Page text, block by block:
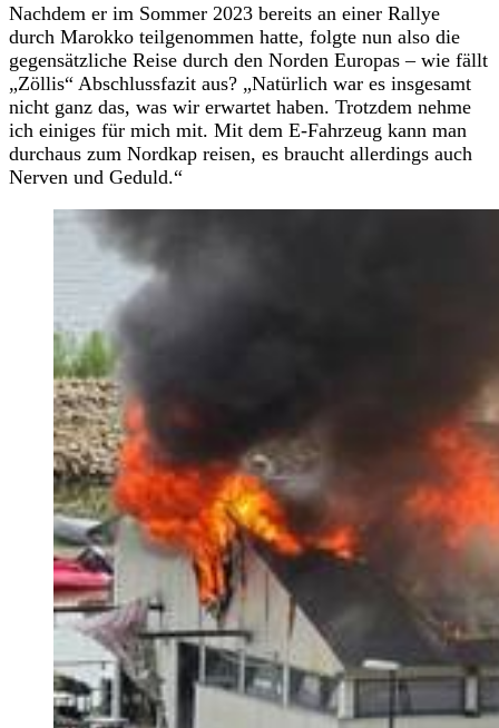
Nachdem er im Sommer 2023 bereits an einer Rallye
durch Marokko teilgenommen hatte, folgte nun also die
gegensätzliche Reise durch den Norden Europas – wie fällt
„Zöllis“ Abschlussfazit aus? „Natürlich war es insgesamt
nicht ganz das, was wir erwartet haben. Trotzdem nehme
ich einiges für mich mit. Mit dem E-Fahrzeug kann man
durchaus zum Nordkap reisen, es braucht allerdings auch
Nerven und Geduld.“